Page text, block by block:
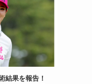
結果を報告！